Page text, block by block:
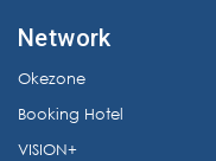
Network
Okezone
Booking Hotel
VISION+